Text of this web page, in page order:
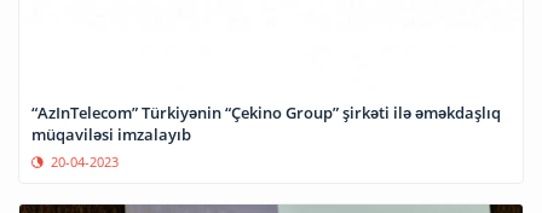
“AzInTelecom” Türkiyənin “Çekino Group” şirkəti ilə əməkdaşlıq
müqaviləsi imzalayıb
20-04-2023